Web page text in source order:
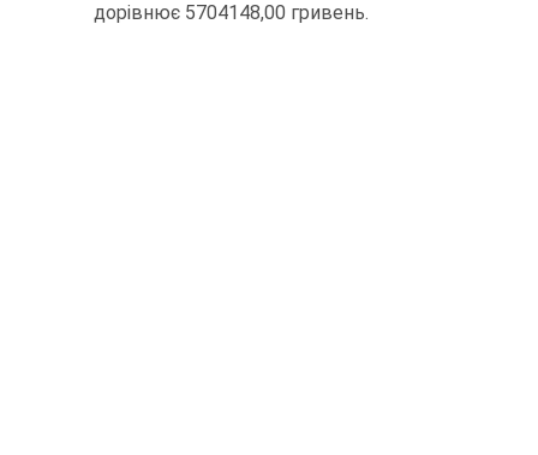
дорiвнює 5704148,00 гривень.